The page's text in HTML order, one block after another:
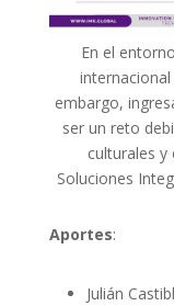
En el
embargo,
ser un reto
culturales y
Soluciones
Aportes:
Julián